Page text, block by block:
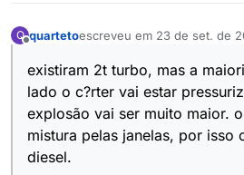
Q quartetoescreveu em 23 de set. de
última edição por
existiram 2t turbo, mas a
lado o c?rter vai estar
explosão vai ser muito maior.
mistura pelas janelas, por isso
diesel.